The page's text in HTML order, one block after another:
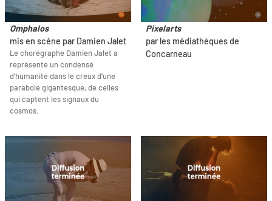
Omphalos
mis en scène par Damien Jalet
Le chorégraphe Damien Jalet a
représenté un condensé
d’humanité dans le creux d’une
parabole gigantesque, de celles
qui captent les signaux du
cosmos.
Pixelarts
par les médiathèques de
Concarneau